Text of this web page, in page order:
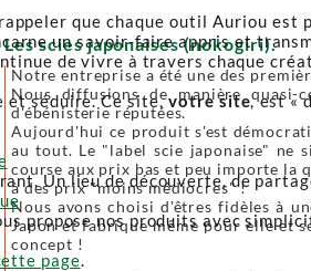
Les scies japonaises (nokogiri).
Notre entreprise a été une des
Nous diffusions de manière
d'ébénisterie réputées.
Aujourd'hui ce produit s'est
au tout. Le "label scie japonaise" ne
course aux prix bas et peu importe la
à des prix "moins médiocres" !
Nous avons choisi d'êtres fidèles à
Japon et fabrique même pour elle et
concept !
que chaque outil Auriou
un savoir-faire appris et
de vivre à travers chaque
et séduire. Ce site,votre site, est «
Un lieu de découverte, de
propose nos produits avec
page.